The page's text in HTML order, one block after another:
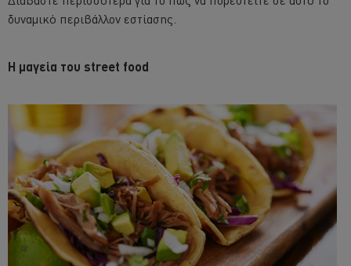
δυναμικό περιβάλλον εστίασης.
Η μαγεία του street food